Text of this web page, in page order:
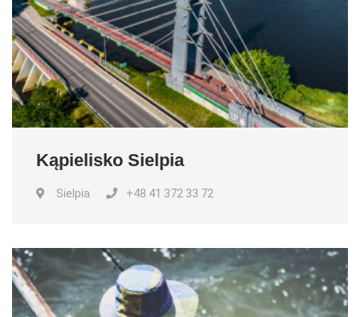
Kąpielisko Sielpia
Sielpia +48 41 372 33 72